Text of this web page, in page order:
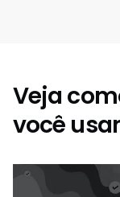
Veja
você